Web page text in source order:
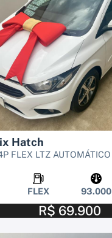
Hatch
FLEX LTZ AUTOMÁTICO
FLEX 93.000
R$ 69.900